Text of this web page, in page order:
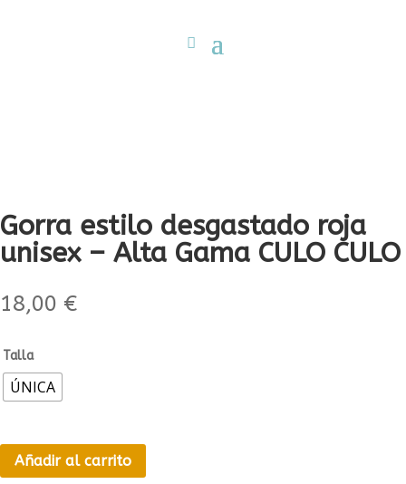
Gorra estilo desgastado roja
unisex – Alta Gama CULO CULO
18,00 €
Talla
ÚNICA
Añadir al carrito